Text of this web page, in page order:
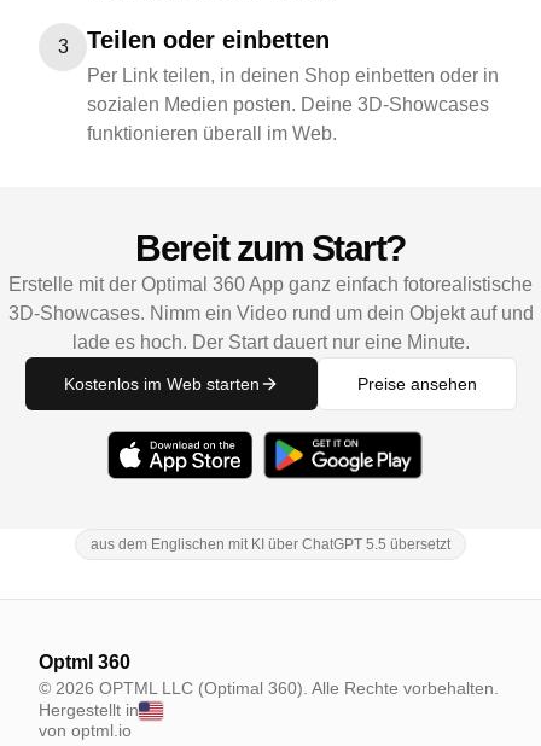
3 Teilen oder einbetten
Per Link teilen, in deinen Shop einbetten oder in
sozialen Medien posten. Deine 3D-Showcases
funktionieren überall im Web.
Bereit zum Start?
Erstelle mit der Optimal 360 App ganz einfach fotorealistische
3D-Showcases. Nimm ein Video rund um dein Objekt auf und
lade es hoch. Der Start dauert nur eine Minute.
Kostenlos im Web starten Preise ansehen
aus dem Englischen mit KI über ChatGPT 5.5 übersetzt
Optml 360
© 2026 OPTML LLC (Optimal 360). Alle Rechte vorbehalten.
Hergestellt in
von optml.io